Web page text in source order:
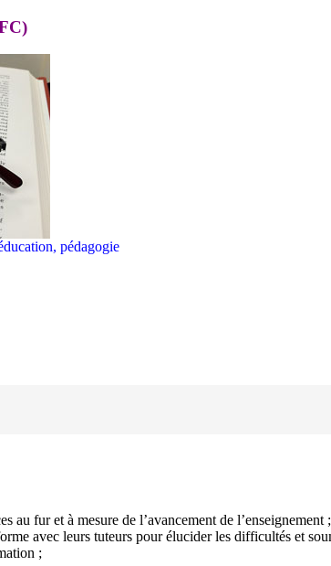
pédagogie
au fur et à mesure de l’avancement de l’enseignement ;
avec leurs tuteurs pour élucider les difficultés et
;